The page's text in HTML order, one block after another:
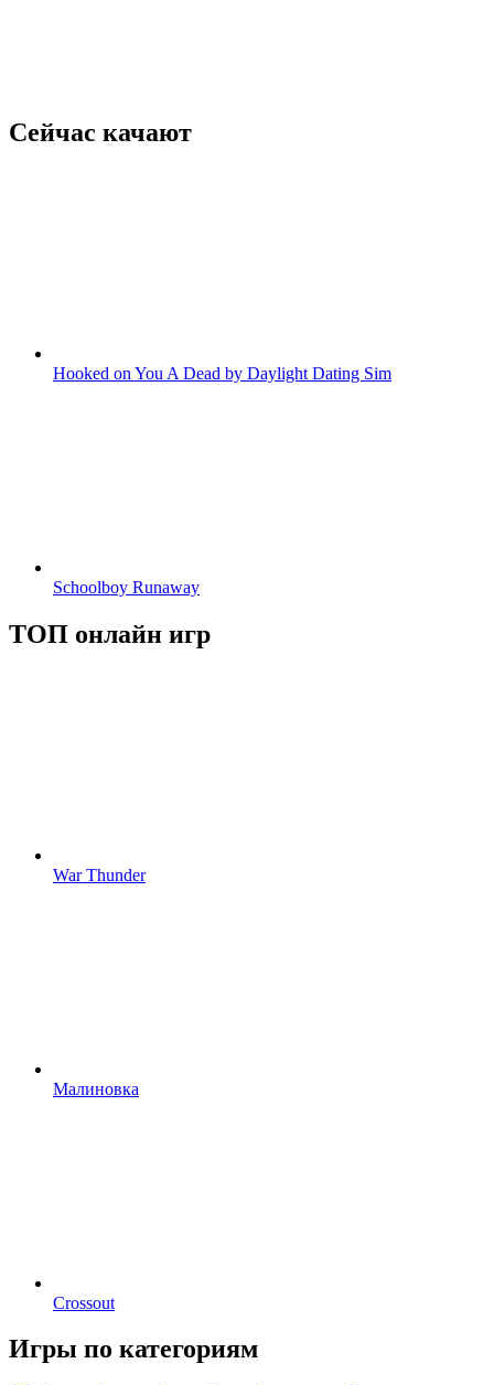
Сейчас качают
Hooked on You A Dead by Daylight Dating Sim
Schoolboy Runaway
ТОП онлайн игр
War Thunder
Малиновка
Crossout
Игры по категориям